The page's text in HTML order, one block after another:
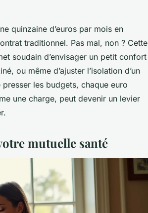
quinzaine d’euros par mois en
traditionnel. Pas mal, non ? Cette
soudain d’envisager un petit confort
ou même d’ajuster l’isolation d’un
les budgets, chaque euro
une charge, peut devenir un levier
mutuelle santé